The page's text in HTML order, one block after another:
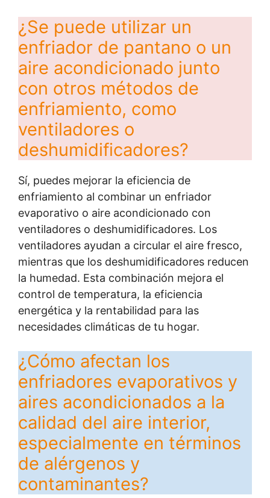
¿Se puede utilizar un
enfriador de pantano o un
aire acondicionado junto
con otros métodos de
enfriamiento, como
ventiladores o
deshumidificadores?
Sí, puedes mejorar la eficiencia de
enfriamiento al combinar un enfriador
evaporativo o aire acondicionado con
ventiladores o deshumidificadores. Los
ventiladores ayudan a circular el aire fresco,
mientras que los deshumidificadores reducen
la humedad. Esta combinación mejora el
control de temperatura, la eficiencia
energética y la rentabilidad para las
necesidades climáticas de tu hogar.
¿Cómo afectan los
enfriadores evaporativos y
aires acondicionados a la
calidad del aire interior,
especialmente en términos
de alérgenos y
contaminantes?